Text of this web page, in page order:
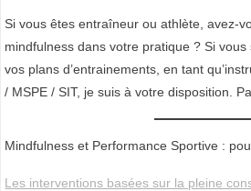
Si vous êtes entraîneur ou athlète, avez-
mindfulness dans votre pratique ? Si
vos plans d’entrainements, en tant
/ MSPE / SIT, je suis à votre disposition.
Mindfulness et Performance Sportive :
Les interventions basées sur la pleine